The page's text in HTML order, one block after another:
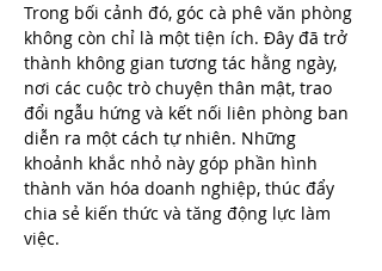
Trong bối cảnh đó, góc cà phê văn phòng
không còn chỉ là một tiện ích. Đây đã trở
thành không gian tương tác hằng ngày,
nơi các cuộc trò chuyện thân mật, trao
đổi ngẫu hứng và kết nối liên phòng ban
diễn ra một cách tự nhiên. Những
khoảnh khắc nhỏ này góp phần hình
thành văn hóa doanh nghiệp, thúc đẩy
chia sẻ kiến thức và tăng động lực làm
việc.